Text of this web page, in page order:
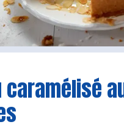
caramélisé